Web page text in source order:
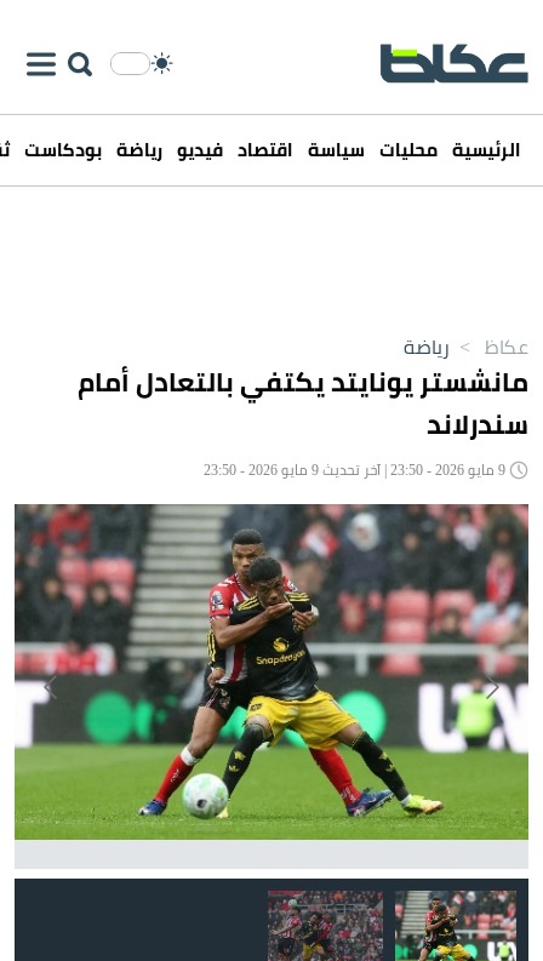
الرئيسية محليات سياسة اقتصاد فيديو رياضة بودكاست
عكاظ > رياضة
مانشستر يونايتد يكتفي بالتعادل أمام
سندرلاند